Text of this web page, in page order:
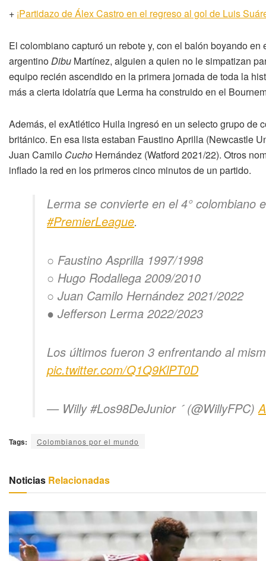
+ ¡Partidazo de Álex Castro en el regreso al gol de Luis
El colombiano capturó un rebote y, con el balón boyando
argentinoDibu Martínez, alguien a quien no le simpatizan
equipo recién ascendido en la primera jornada de toda la
más a cierta idolatría que Lerma ha construido en el
Además, el exAtlético Huila ingresó en un selecto grupo de
británico. En esa lista estaban Faustino Aprilla (Newcastle
Juan Camilo Cucho Hernández (Watford 2021/22). Otros
inflado la red en los primeros cinco minutos de un partido.
Lerma se convierte en el 4° colombiano
#PremierLeague.
○ Faustino Asprilla 1997/1998
○ Hugo Rodallega 2009/2010
○ Juan Camilo Hernández 2021/2022
● Jefferson Lerma 2022/2023
Los últimos fueron 3 enfrentando al
pic.twitter.com/Q1Q9KlPT0D
— Willy #Los98DeJunior  (@WillyFPC)
Tags: Colombianos por el mundo
Noticias Relacionadas